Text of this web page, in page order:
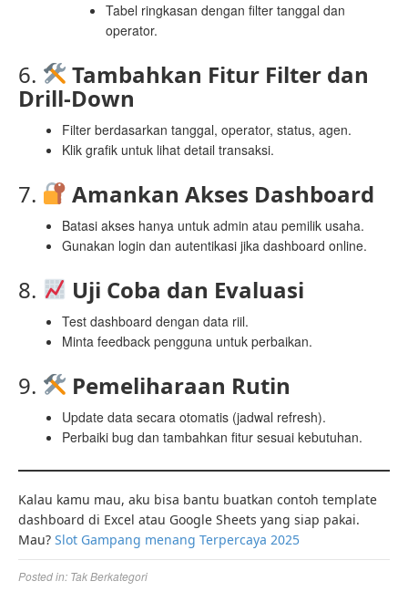
Tabel ringkasan dengan filter tanggal dan
operator.
6. Tambahkan Fitur Filter dan
Drill-Down
Filter berdasarkan tanggal, operator, status, agen.
Klik grafik untuk lihat detail transaksi.
7. Amankan Akses Dashboard
Batasi akses hanya untuk admin atau pemilik usaha.
Gunakan login dan autentikasi jika dashboard online.
8. Uji Coba dan Evaluasi
Test dashboard dengan data riil.
Minta feedback pengguna untuk perbaikan.
9. Pemeliharaan Rutin
Update data secara otomatis (jadwal refresh).
Perbaiki bug dan tambahkan fitur sesuai kebutuhan.
Kalau kamu mau, aku bisa bantu buatkan contoh template
dashboard di Excel atau Google Sheets yang siap pakai.
Mau? Slot Gampang menang Terpercaya 2025
Posted in: Tak Berkategori